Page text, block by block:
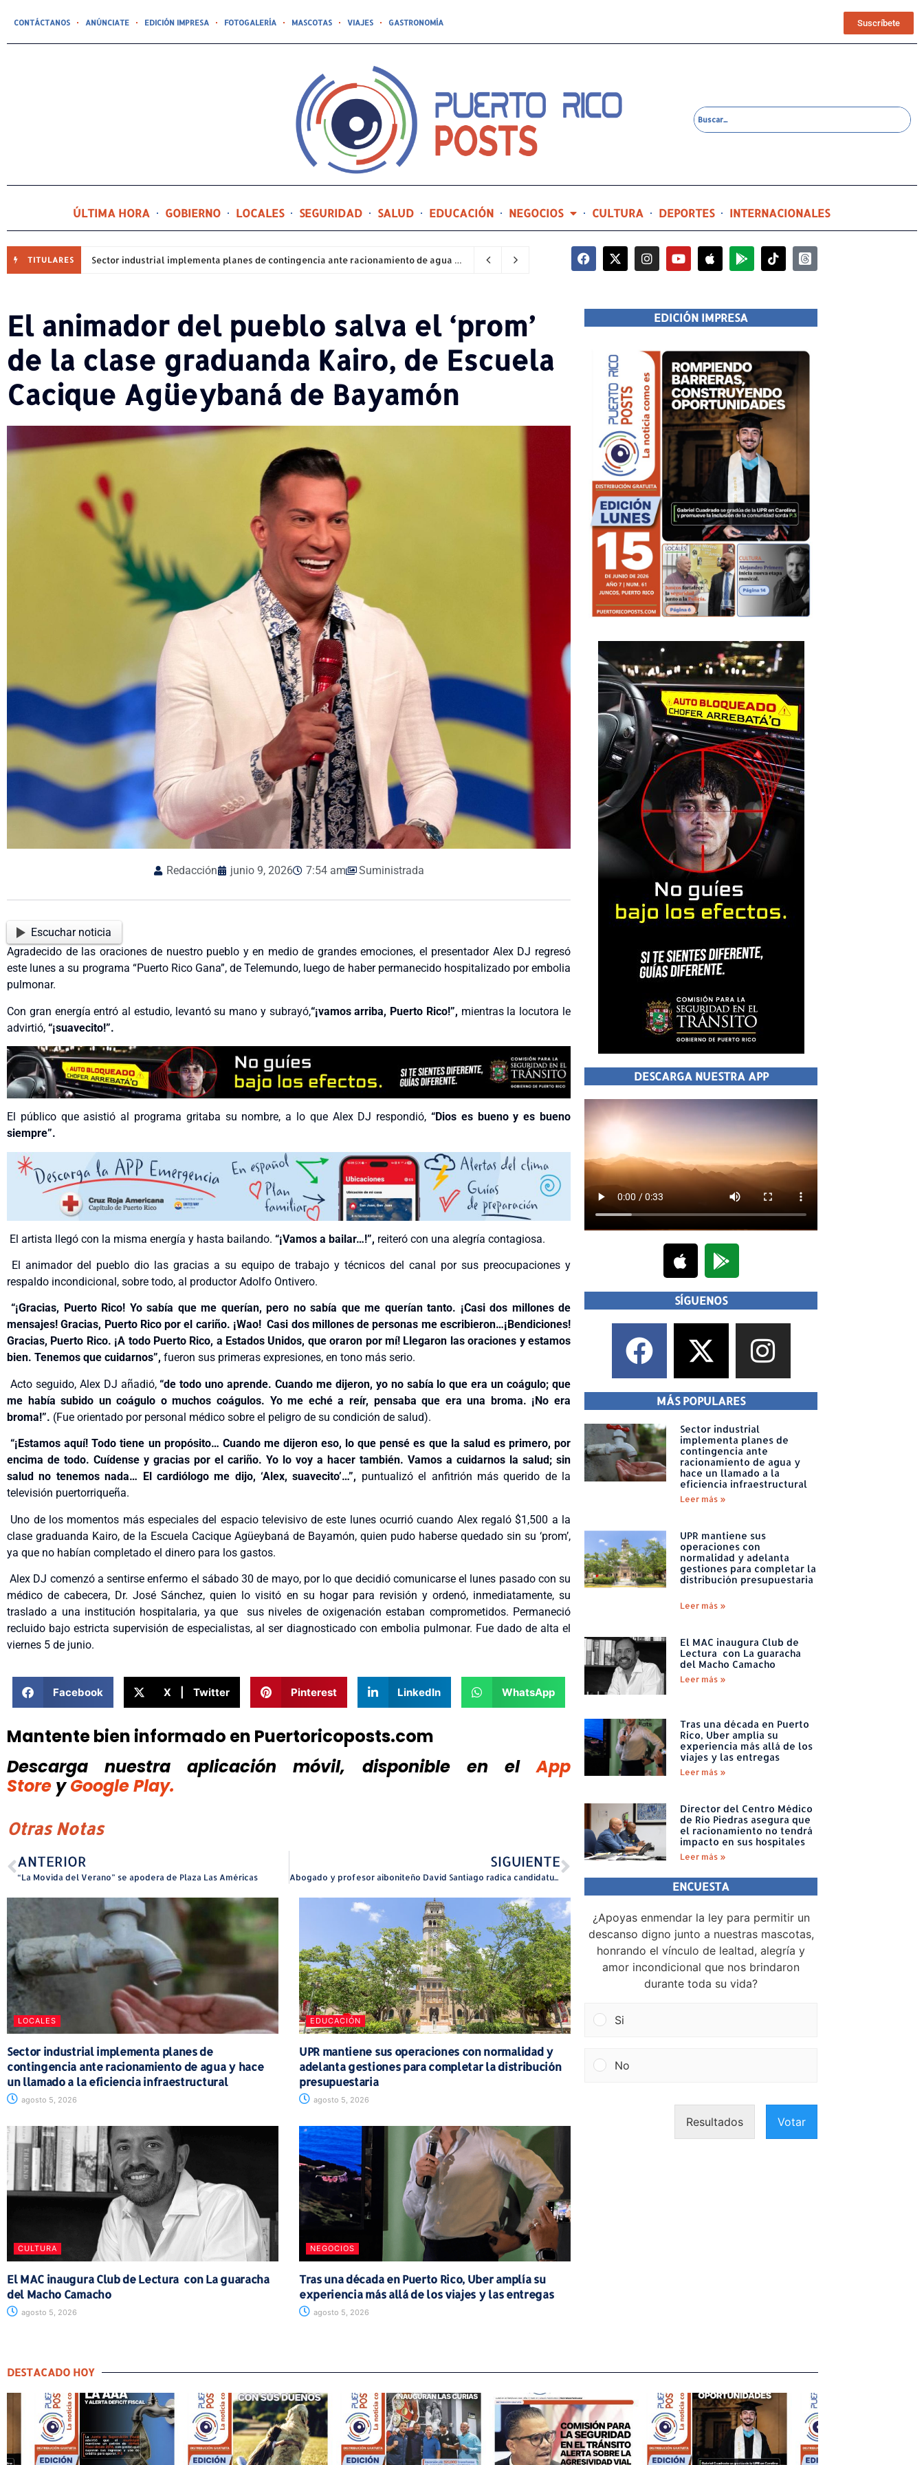
CONTÁCTANOS ANÚNCIATE EDICIÓN IMPRESA FOTOGALERÍA MASCOTAS VIAJES GASTRONOMÍA Suscríbete
ÚLTIMA HORA GOBIERNO LOCALES SEGURIDAD SALUD EDUCACIÓN NEGOCIOS CULTURA DEPORTES INTERNACIONALES
TITULARES Sector industrial implementa planes de contingencia ante racionamiento de agua y hace un llamado a la eficiencia infraestructural 6 horas ago
El animador del pueblo salva el ‘prom’
de la clase graduanda Kairo, de Escuela
Cacique Agüeybaná de Bayamón
Redacción junio 9, 2026 7:54 am Suministrada
Escuchar noticia
Agradecido de las oraciones de nuestro pueblo y en medio de grandes emociones, el presentador Alex DJ regresó
este lunes a su programa “Puerto Rico Gana”, de Telemundo, luego de haber permanecido hospitalizado por embolia
pulmonar.
Con gran energía entró al estudio, levantó su mano y subrayó,“¡vamos arriba, Puerto Rico!”, mientras la locutora le
advirtió, “¡suavecito!”.
El público que asistió al programa gritaba su nombre, a lo que Alex DJ respondió, “Dios es bueno y es bueno
siempre”.
El artista llegó con la misma energía y hasta bailando. “¡Vamos a bailar…!”, reiteró con una alegría contagiosa.
El animador del pueblo dio las gracias a su equipo de trabajo y técnicos del canal por sus preocupaciones y
respaldo incondicional, sobre todo, al productor Adolfo Ontivero.
“¡Gracias, Puerto Rico! Yo sabía que me querían, pero no sabía que me querían tanto. ¡Casi dos millones de
mensajes! Gracias, Puerto Rico por el cariño. ¡Wao! Casi dos millones de personas me escribieron…¡Bendiciones!
Gracias, Puerto Rico. ¡A todo Puerto Rico, a Estados Unidos, que oraron por mí! Llegaron las oraciones y estamos
bien. Tenemos que cuidarnos”, fueron sus primeras expresiones, en tono más serio.
Acto seguido, Alex DJ añadió,“de todo uno aprende. Cuando me dijeron, yo no sabía lo que era un coágulo; que
me había subido un coágulo o muchos coágulos. Yo me eché a reír, pensaba que era una broma. ¡No era
broma!”. (Fue orientado por personal médico sobre el peligro de su condición de salud).
“¡Estamos aquí! Todo tiene un propósito… Cuando me dijeron eso, lo que pensé es que la salud es primero, por
encima de todo. Cuídense y gracias por el cariño. Yo lo voy a hacer también. Vamos a cuidarnos la salud; sin
salud no tenemos nada… El cardiólogo me dijo, ‘Alex, suavecito’…”, puntualizó el anfitrión más querido de la
televisión puertorriqueña.
Uno de los momentos más especiales del espacio televisivo de este lunes ocurrió cuando Alex regaló $1,500 a la
clase graduanda Kairo, de la Escuela Cacique Agüeybaná de Bayamón, quien pudo haberse quedado sin su ‘prom’,
ya que no habían completado el dinero para los gastos.
Alex DJ comenzó a sentirse enfermo el sábado 30 de mayo, por lo que decidió comunicarse el lunes pasado con su
médico de cabecera, Dr. José Sánchez, quien lo visitó en su hogar para revisión y ordenó, inmediatamente, su
traslado a una institución hospitalaria, ya que sus niveles de oxigenación estaban comprometidos. Permaneció
recluido bajo estricta supervisión de especialistas, al ser diagnosticado con embolia pulmonar. Fue dado de alta el
viernes 5 de junio.
Facebook X | Twitter Pinterest LinkedIn WhatsApp
Mantente bien informado en Puertoricoposts.com
Descarga nuestra aplicación móvil, disponible
en el
App
Store y Google Play.
Otras Notas
ANTERIOR
“La Movida del Verano” se apodera de Plaza Las Américas
SIGUIENTE
Abogado y profesor aiboniteño David Santiago radica candidatura para presidente Comité Municipal de Aibonito por el PPD
LOCALES
Sector industrial implementa planes de
contingencia ante racionamiento de agua y hace
un llamado a la eficiencia infraestructural
agosto 5, 2026
EDUCACIÓN
UPR mantiene sus operaciones con normalidad y
adelanta gestiones para completar la distribución
presupuestaria
agosto 5, 2026
CULTURA
El MAC inaugura Club de Lectura con La guaracha
del Macho Camacho
agosto 5, 2026
NEGOCIOS
Tras una década en Puerto Rico, Uber amplía su
experiencia más allá de los viajes y las entregas
agosto 5, 2026
EDICIÓN IMPRESA
DESCARGA NUESTRA APP
SÍGUENOS
MÁS POPULARES
Sector industrial
implementa planes de
contingencia ante
racionamiento de agua y
hace un llamado a la
eficiencia infraestructural
Leer más »
UPR mantiene sus
operaciones con
normalidad y adelanta
gestiones para completar la
distribución presupuestaria
Leer más »
El MAC inaugura Club de
Lectura con La guaracha
del Macho Camacho
Leer más »
Tras una década en Puerto
Rico, Uber amplía su
experiencia más allá de los
viajes y las entregas
Leer más »
Director del Centro Médico
de Río Piedras asegura que
el racionamiento no tendrá
impacto en sus hospitales
Leer más »
ENCUESTA
¿Apoyas enmendar la ley para permitir un
descanso digno junto a nuestras mascotas,
honrando el vínculo de lealtad, alegría y
amor incondicional que nos brindaron
durante toda su vida?
Si
No
Resultados Votar
DESTACADO HOY